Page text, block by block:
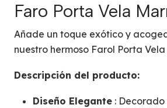
Faro Porta Vela
Añade un toque exótico y
nuestro hermoso Farol Porta
Descripción del producto:
Diseño Elegante :